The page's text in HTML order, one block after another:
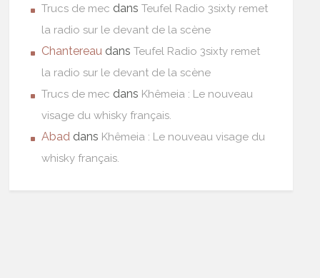
Trucs de mec dansTeufel Radio 3sixty remet
la radio sur le devant de la scène
Chantereau dansTeufel Radio 3sixty remet
la radio sur le devant de la scène
Trucs de mec dans Khêmeia : Le nouveau
visage du whisky français.
Abad dans Khêmeia : Le nouveau visage du
whisky français.